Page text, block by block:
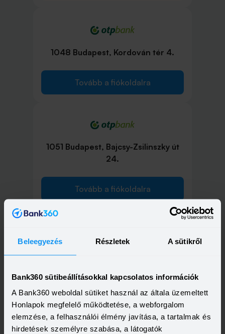
Beleegyezés Részletek A sütikről
Bank360 sütibeállításokkal kapcsolatos információk
A Bank360 weboldal sütiket használ az általa üzemeltett
Honlapok megfelelő működtetése, a webforgalom
elemzése, a felhasználói élmény javítása, a tartalmak és
hirdetések személyre szabása, a látogatók
1048 Budapest, Kordován tér 4.
Tovább a fiókoldalra
1051 Budapest, Bajcsy-Zsilinszky út
24.
Tovább a fiókoldalra
1051 Budapest, Nádor utca 16.
Tovább a fiókoldalra